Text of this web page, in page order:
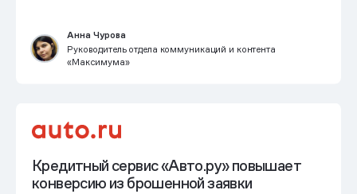
Анна Чурова
Руководитель отдела коммуникаций и контента
«Максимума»
Кредитный сервис «Авто.ру» повышает
конверсию из брошенной заявки